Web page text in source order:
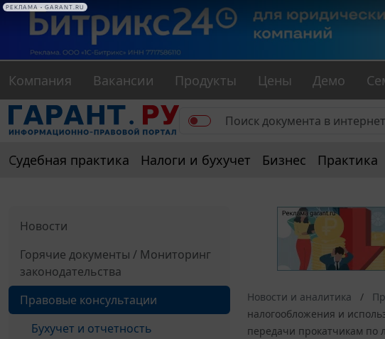
Компания Вакансии Продукты Цены Демо
Судебная практика Налоги и бухучет Бизнес Практика
Новости
Горячие документы / Мониторинг
законодательства
Правовые консультации
Бухучет и отчетность
Новости и аналитика
налогообложения и
передачи прокатчикам по
РЕКЛАМА • GARANT.RU